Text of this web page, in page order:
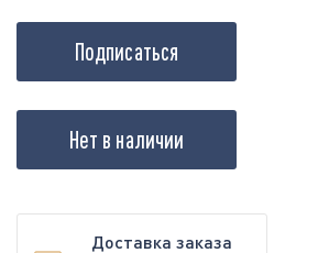
Подписаться
Нет в наличии
Доставка заказа